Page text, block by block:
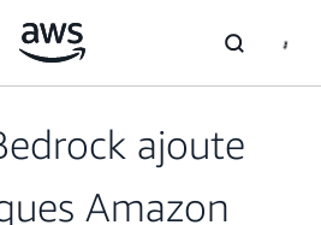
ajoute
Amazon